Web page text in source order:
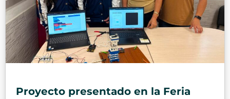
Proyecto presentado en la Feria